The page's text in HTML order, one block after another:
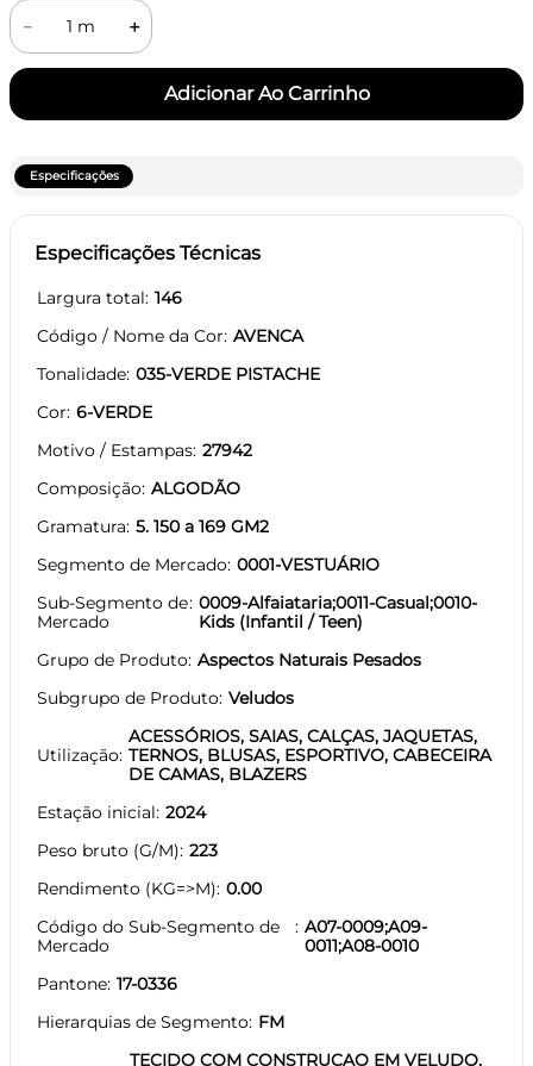
＋
－
Especificações
Especificações Técnicas
Largura total 146
Código / Nome da Cor AVENCA
Tonalidade 035-VERDE PISTACHE
Cor 6-VERDE
Motivo / Estampas 27942
Composição ALGODÃO
Gramatura 5. 150 a 169 GM2
Segmento de Mercado 0001-VESTUÁRIO
Sub-Segmento de
Mercado
0009-Alfaiataria;0011-Casual;0010-
Kids (Infantil / Teen)
Grupo de Produto Aspectos Naturais Pesados
Subgrupo de Produto Veludos
Utilização
ACESSÓRIOS, SAIAS, CALÇAS, JAQUETAS,
TERNOS, BLUSAS, ESPORTIVO, CABECEIRA
DE CAMAS, BLAZERS
Estação inicial 2024
Peso bruto (G/M) 223
Rendimento (KG=>M) 0.00
Código do Sub-Segmento de
Mercado
A07-0009;A09-
0011;A08-0010
Pantone 17-0336
Hierarquias de Segmento FM
TECIDO COM CONSTRUCAO EM VELUDO,